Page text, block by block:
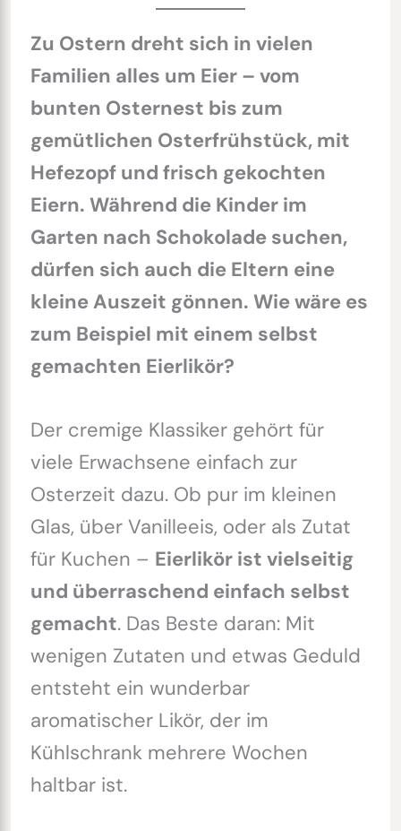
Zu Ostern dreht sich in vielen
Familien alles um Eier – vom
bunten Osternest bis zum
gemütlichen Osterfrühstück, mit
Hefezopf und frisch gekochten
Eiern. Während die Kinder im
Garten nach Schokolade suchen,
dürfen sich auch die Eltern eine
kleine Auszeit gönnen. Wie wäre es
zum Beispiel mit einem selbst
gemachten Eierlikör?
Der cremige Klassiker gehört für
viele Erwachsene einfach zur
Osterzeit dazu. Ob pur im kleinen
Glas, über Vanilleeis, oder als Zutat
für Kuchen – Eierlikör ist vielseitig
und überraschend einfach selbst
gemacht. Das Beste daran: Mit
wenigen Zutaten und etwas Geduld
entsteht ein wunderbar
aromatischer Likör, der im
Kühlschrank mehrere Wochen
haltbar ist.